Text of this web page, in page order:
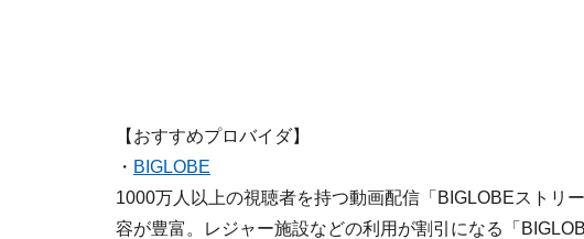
【おすすめプロバイダ】
・ BIGLOBE
1000万人以上の視聴者を持つ動画配信「BIGLOBEストリ
容が豊富。レジャー施設などの利用が割引になる「